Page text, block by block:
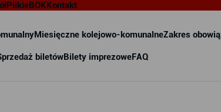
Miesięczne kolejowo-komunalneZakres
biletówBilety imprezoweFAQ
PlikieBOKKontakt